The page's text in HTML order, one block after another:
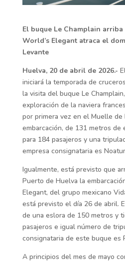
El buque Le Champlain
World’s Elegant atraca el
Levante
Huelva, 20 de abril de 2026.-
iniciará la temporada de
la visita del buque Le
exploración de la naviera
por primera vez en el Muelle de
embarcación, de 131 metros de
para 184 pasajeros y una
empresa consignataria es
Igualmente, está previsto que
Puerto de Huelva la
Elegant, del grupo mexicano
está previsto el día 26 de abril.
de una eslora de 150 metros y
pasajeros e igual número de
consignataria de este buque es
A principios del mes de mayo